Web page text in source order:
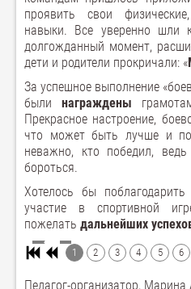
проявить свои
навыки. Все уверенно шли
долгожданный момент,
дети и родители прокричали: «
За успешное выполнение
былинаграждены
Прекрасное настроение,
что может быть лучше и
неважно, кто победил,
бороться.
Хотелось бы
участие в спортивной
пожелать дальнейших
1 2 3 4 5 6
Педагог-организатор, Марина